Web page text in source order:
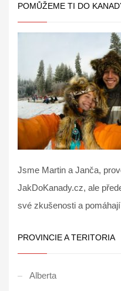
POMŮŽEME TI DO
Jsme Martin a Janča,
JakDoKanady.cz, ale
své zkušenosti a
PROVINCIE A TERITORIA
Alberta